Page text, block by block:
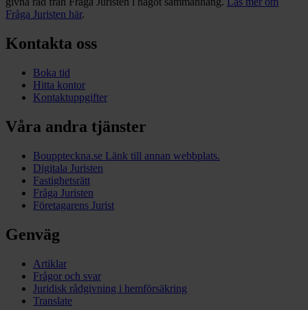
Fråga Juristen här.
Kontakta oss
Boka tid
Hitta kontor
Kontaktuppgifter
Våra andra tjänster
Bouppteckna.se Länk till annan webbplats.
Digitala Juristen
Fastighetsrätt
Fråga Juristen
Företagarens Jurist
Genväg
Artiklar
Frågor och svar
Juridisk rådgivning i hemförsäkring
Translate